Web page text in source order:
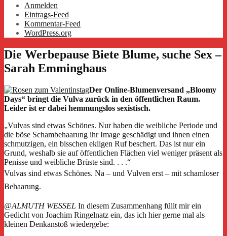
Anmelden
Eintrags-Feed
Kommentar-Feed
WordPress.org
Die Werbepause Biete Blume, suche Sex –
Sarah Emminghaus
Der Online-Blumenversand „Bloomy
Days“ bringt die Vulva zurück in den öffentlichen Raum.
Leider ist er dabei hemmungslos sexistisch.
„Vulvas sind etwas Schönes. Nur haben die weibliche Periode und
die böse Schambehaarung ihr Image geschädigt und ihnen einen
schmutzigen, ein bisschen ekligen Ruf beschert. Das ist nur ein
Grund, weshalb sie auf öffentlichen Flächen viel weniger präsent als
Penisse und weibliche Brüste sind. . . .“
Vulvas sind etwas Schönes. Na – und Vulven erst – mit schamloser
Behaarung.
@ALMUTH WESSEL In diesem Zusammenhang füllt mir ein
Gedicht von Joachim Ringelnatz ein, das ich hier gerne mal als
kleinen Denkanstoß wiedergebe: